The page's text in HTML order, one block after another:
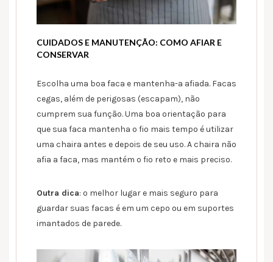
CUIDADOS E MANUTENÇÃO: COMO AFIAR E
CONSERVAR
Escolha uma boa faca e mantenha-a afiada. Facas
cegas, além de perigosas (escapam), não
cumprem sua função. Uma boa orientação para
que sua faca mantenha o fio mais tempo é utilizar
uma chaira antes e depois de seu uso. A chaira não
afia a faca, mas mantém o fio reto e mais preciso.
Outra dica: o melhor lugar e mais seguro para
guardar suas facas é em um cepo ou em suportes
imantados de parede.